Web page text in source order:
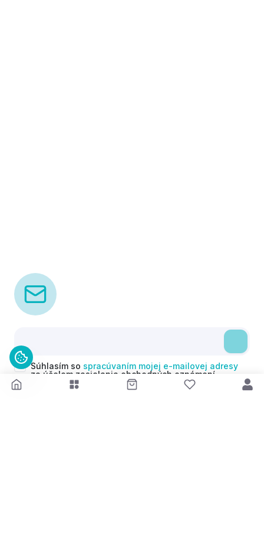
Súhlasím so spracúvaním mojej e-mailovej adresy
za účelom zasielania obchodných oznámení
(newsletterov) v súlade s čl. 6 ods. 1 písm. a)
Nariadenia GDPR. Svoj súhlas môžem kedykoľvek